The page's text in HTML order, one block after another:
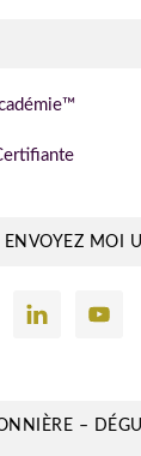
MOI
–